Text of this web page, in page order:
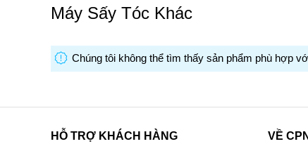
Máy Sấy Tóc Khác
Chúng tôi không thể tìm thấy sản phẩm phù hợp
HỖ TRỢ KHÁCH HÀNG VỀ CPN